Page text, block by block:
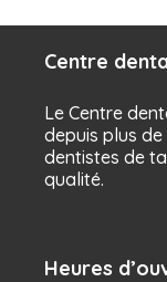
Centre
Le Centre
depuis plus de
dentistes de
qualité.
Heures